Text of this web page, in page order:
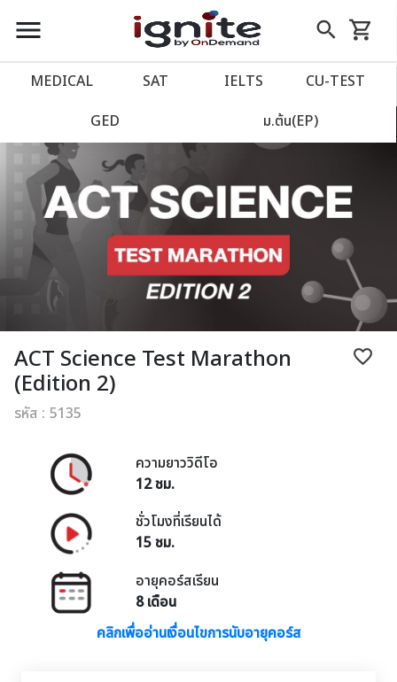
close
account_balance หน้าแรก
เว็บไซต์อิกไนท์
local_offer โปรโมชั่น
import_contacts วางแผนการเรียน
เข้าสู่ระบบ
assignment ลงทะเบียน
menu search
Skip
to
shopping_cart
รถเข็น
MEDICAL SAT IELTS CU‑TEST
GED ม.ต้น(EP)
favorite_border
ACT Science Test Marathon
(Edition 2)
รหัส : 5135
ความยาววิดีโอ
12 ชม.
ชั่วโมงที่เรียนได้
15 ชม.
อายุคอร์สเรียน
8 เดือน
คลิกเพื่ออ่านเงื่อนไขการนับอายุคอร์ส